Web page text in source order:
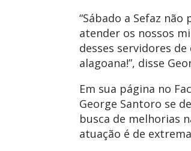
“Sábado a Sefaz
atender os nossos
desses servidores
alagoana!”, disse
Em sua página no
George Santoro se
busca de melhorias
atuação é de